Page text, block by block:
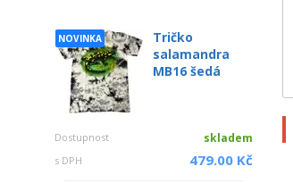
NOVINKA
Tričko
salamandra
MB16 šedá
Dostupnost skladem
s DPH 479.00 Kč